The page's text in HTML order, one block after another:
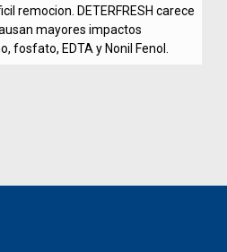
remocion. DETERFRESH carece
mayores impactos
fosfato, EDTA y Nonil Fenol.